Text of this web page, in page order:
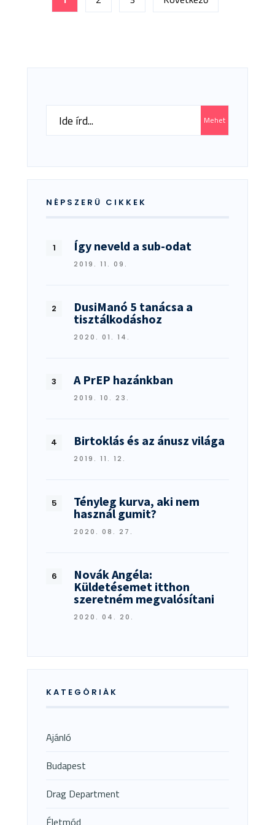
lapozása
Search
Mehet
NÉPSZERŰ CIKKEK
Így neveld a sub-odat
2019. 11. 09.
DusiManó 5 tanácsa a
tisztálkodáshoz
2020. 01. 14.
A PrEP hazánkban
2019. 10. 23.
Birtoklás és az ánusz világa
2019. 11. 12.
Tényleg kurva, aki nem
használ gumit?
2020. 08. 27.
Novák Angéla:
Küldetésemet itthon
szeretném megvalósítani
2020. 04. 20.
KATEGÓRIÁK
Ajánló
Budapest
Drag Department
Életmód